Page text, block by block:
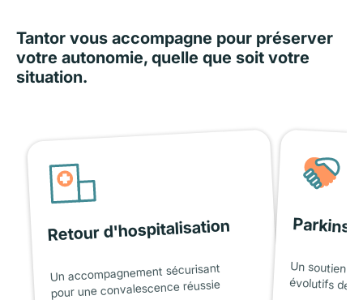
Tantor vous accompagne pour préserver
votre autonomie, quelle que soit votre
situation.
Retour d'hospitalisation
Un accompagnement sécurisant
pour une convalescence réussie
Un soutien
évolutifs de